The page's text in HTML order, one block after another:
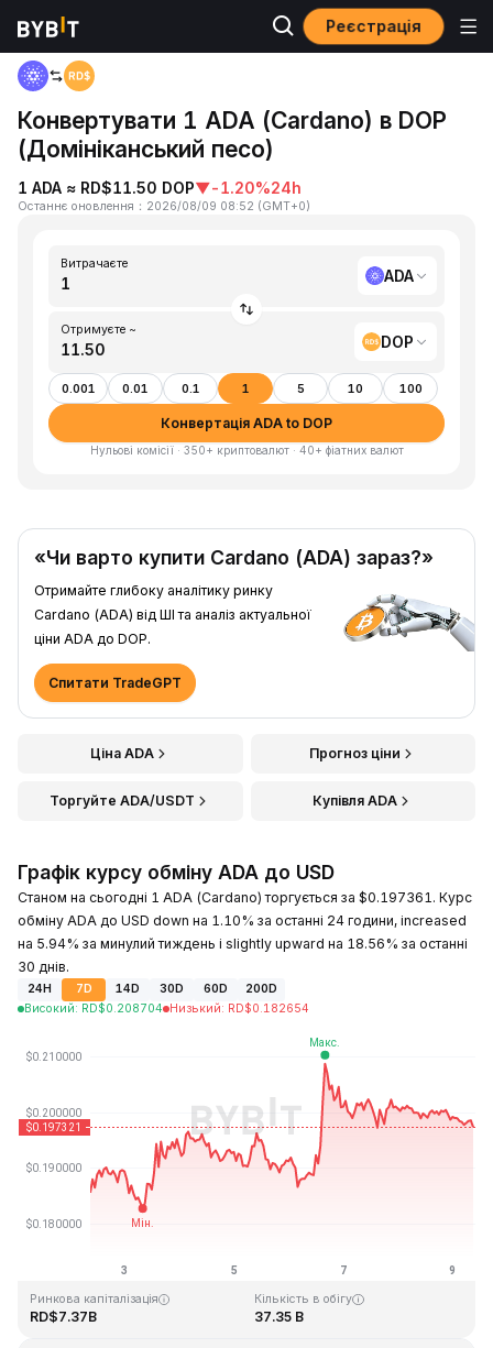
Реєстрація
Головна
Конвертувати 1 ADA (Cardano) в DOP
(Домініканський песо)
1 ADA ≈ RD$11.50 DOP▼-1.20%24h
Останнє оновлення ： 2026/08/09 08:52 (GMT+0)
Витрачаєте
ADA
Отримуєте ~
DOP
0.001 0.01 0.1 1 5 10 100
Конвертація ADA to DOP
Нульові комісії · 350+ криптовалют · 40+ фіатних валют
«Чи варто купити Cardano (ADA) зараз?»
Отримайте глибоку аналітику ринку
Cardano (ADA) від ШІ та аналіз актуальної
ціни ADA до DOP.
Спитати TradeGPT
Ціна ADA Прогноз ціни
Торгуйте ADA/USDT Купівля ADA
Графік курсу обміну ADA до USD
Станом на сьогодні 1 ADA (Cardano) торгується за $0.197361. Курс
обміну ADA до USD down на 1.10% за останні 24 години, increased
на 5.94% за минулий тиждень і slightly upward на 18.56% за останні
30 днів.
24H 7D 14D 30D 60D
200D
Високий: RD$0.208704 Низький: RD$0.182654
Останнє оновлення: 2026-08-09, 08:52 GMT+0
RD$0.019253
Ринкова капіталізація
RD$7.37B
Кількість в обігу
37.35 B